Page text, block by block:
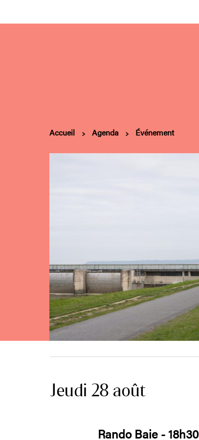
Accueil Agenda Événement
Jeudi 28 août
Rando Baie - 18h30